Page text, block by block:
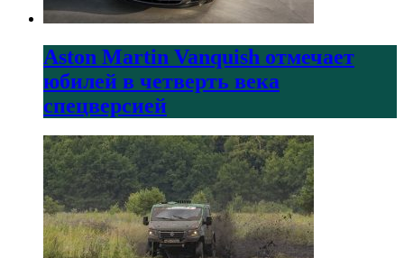
Aston Martin Vanquish отмечает
юбилей в четверть века
спецверсией